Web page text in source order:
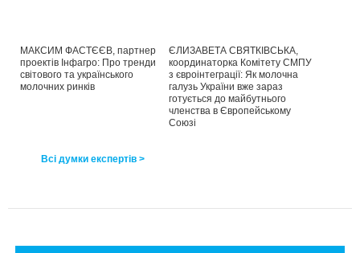
МАКСИМ ФАСТЄЄВ, партнер
проектів Інфагро: Про тренди
світового та українського
молочних ринків
ЄЛИЗАВЕТА СВЯТКІВСЬКА,
координаторка Комітету СМПУ
з євроінтеграції: Як молочна
галузь України вже зараз
готується до майбутнього
членства в Європейському
Союзі
Всі думки експертів >